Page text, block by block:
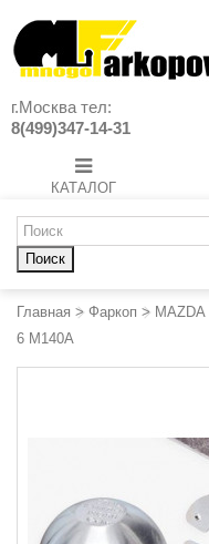
г.Москва тел:
8(499)347-14-31
КАТАЛОГ
Поиск
Главная > Фаркоп > MAZDA
6 M140A